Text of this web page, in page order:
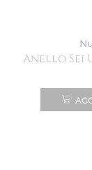
Anello Sei